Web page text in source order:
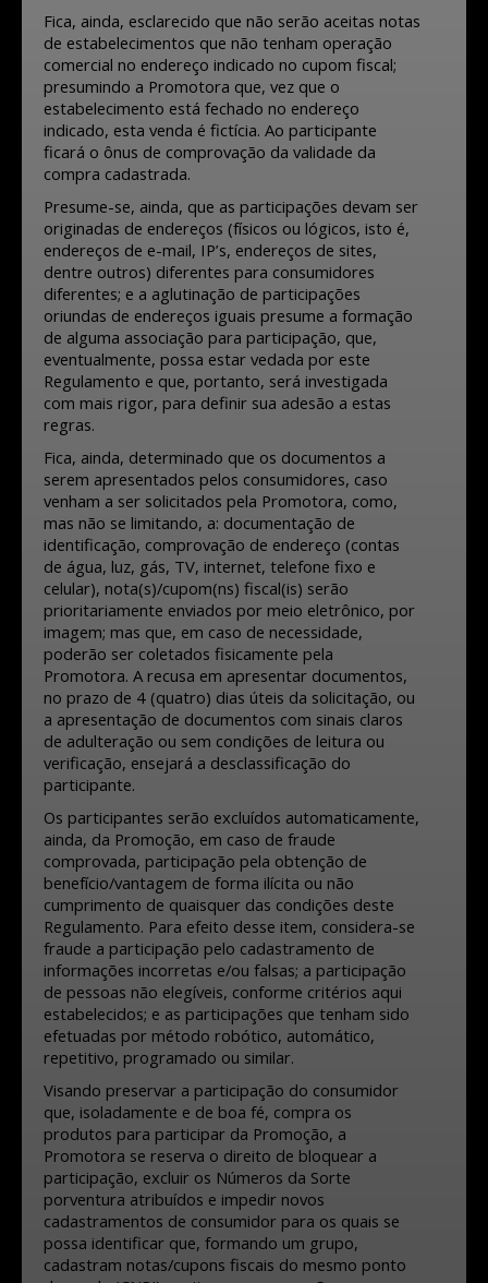
Fica, ainda, esclarecido que não serão aceitas notas
de estabelecimentos que não tenham operação
comercial no endereço indicado no cupom fiscal;
presumindo a Promotora que, vez que o
estabelecimento está fechado no endereço
indicado, esta venda é fictícia. Ao participante
ficará o ônus de comprovação da validade da
compra cadastrada.
Presume-se, ainda, que as participações devam ser
originadas de endereços (físicos ou lógicos, isto é,
endereços de e-mail, IP’s, endereços de sites,
dentre outros) diferentes para consumidores
diferentes; e a aglutinação de participações
oriundas de endereços iguais presume a formação
de alguma associação para participação, que,
eventualmente, possa estar vedada por este
Regulamento e que, portanto, será investigada
com mais rigor, para definir sua adesão a estas
regras.
Fica, ainda, determinado que os documentos a
serem apresentados pelos consumidores, caso
venham a ser solicitados pela Promotora, como,
mas não se limitando, a: documentação de
identificação, comprovação de endereço (contas
de água, luz, gás, TV, internet, telefone fixo e
celular), nota(s)/cupom(ns) fiscal(is) serão
prioritariamente enviados por meio eletrônico, por
imagem; mas que, em caso de necessidade,
poderão ser coletados fisicamente pela
Promotora. A recusa em apresentar documentos,
no prazo de 4 (quatro) dias úteis da solicitação, ou
a apresentação de documentos com sinais claros
de adulteração ou sem condições de leitura ou
verificação, ensejará a desclassificação do
participante.
Os participantes serão excluídos automaticamente,
ainda, da Promoção, em caso de fraude
comprovada, participação pela obtenção de
benefício/vantagem de forma ilícita ou não
cumprimento de quaisquer das condições deste
Regulamento. Para efeito desse item, considera-se
fraude a participação pelo cadastramento de
informações incorretas e/ou falsas; a participação
de pessoas não elegíveis, conforme critérios aqui
estabelecidos; e as participações que tenham sido
efetuadas por método robótico, automático,
repetitivo, programado ou similar.
Visando preservar a participação do consumidor
que, isoladamente e de boa fé, compra os
produtos para participar da Promoção, a
Promotora se reserva o direito de bloquear a
participação, excluir os Números da Sorte
porventura atribuídos e impedir novos
cadastramentos de consumidor para os quais se
possa identificar que, formando um grupo,
cadastram notas/cupons fiscais do mesmo ponto